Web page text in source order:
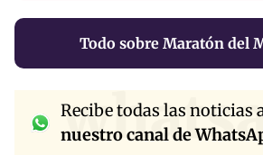
Todo sobre Maratón del
Recibe todas las noticias
nuestro canal de